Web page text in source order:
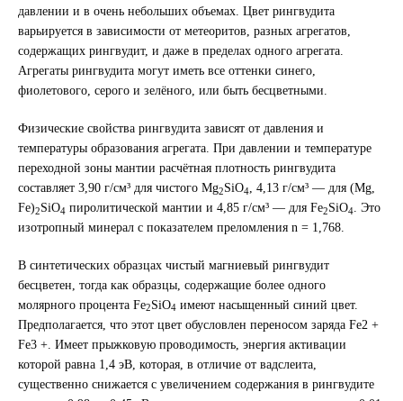
давлении и в очень небольших объемах. Цвет рингвудита
варьируется в зависимости от метеоритов, разных агрегатов,
содержащих рингвудит, и даже в пределах одного агрегата.
Агрегаты рингвудита могут иметь все оттенки синего,
фиолетового, серого и зелёного, или быть бесцветными.
Физические свойства рингвудита зависят от давления и
температуры образования агрегата. При давлении и температуре
переходной зоны мантии расчётная плотность рингвудита
составляет 3,90 г/см³ для чистого Mg2SiO4, 4,13 г/см³ — для (Mg,
Fe)2SiO4 пиролитической мантии и 4,85 г/см³ — для Fe2SiO4. Это
изотропный минерал с показателем преломления n = 1,768.
В синтетических образцах чистый магниевый рингвудит
бесцветен, тогда как образцы, содержащие более одного
молярного процента Fe2SiO4 имеют насыщенный синий цвет.
Предполагается, что этот цвет обусловлен переносом заряда Fe2 +
Fe3 +. Имеет прыжковую проводимость, энергия активации
которой равна 1,4 эВ, которая, в отличие от вадслеита,
существенно снижается с увеличением содержания в рингвудите